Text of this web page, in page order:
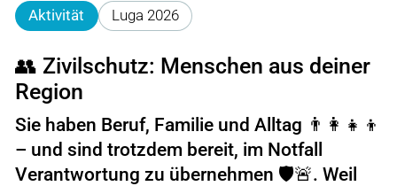
Aktivität Luga 2026
👥 Zivilschutz: Menschen aus deiner
Region
Sie haben Beruf, Familie und Alltag 👨‍👩‍👧‍👦
– und sind trotzdem bereit, im Notfall
Verantwortung zu übernehmen 🛡️🚨. Weil